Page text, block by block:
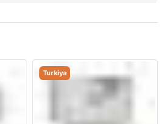
Turkiya